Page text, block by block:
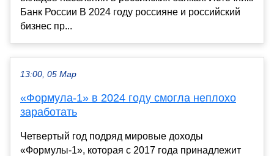
Банк России В 2024 году россияне и российский
бизнес пр...
13:00, 05 Мар
«Формула-1» в 2024 году смогла неплохо
заработать
Четвертый год подряд мировые доходы
«Формулы-1», которая с 2017 года принадлежит